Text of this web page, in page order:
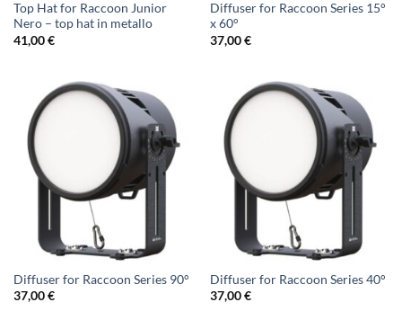
Top Hat for Raccoon Junior
Nero – top hat in metallo
41,00€
Diffuser for Raccoon Series 15°
x 60°
37,00€
Diffuser for Raccoon Series 90°
37,00€
Diffuser for Raccoon Series 40°
37,00€